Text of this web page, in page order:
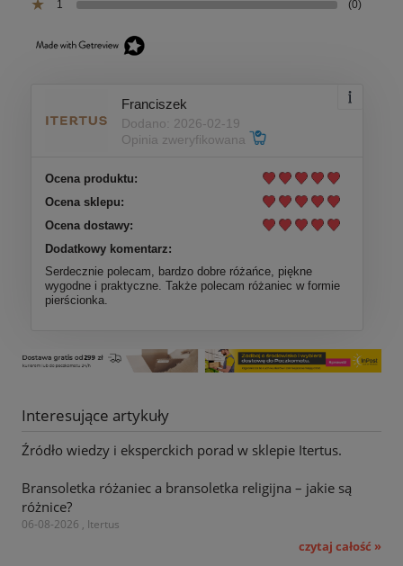
1
(0)
Franciszek
Dodano: 2026-02-19
Opinia zweryfikowana
Ocena produktu:
Ocena sklepu:
Ocena dostawy:
Dodatkowy komentarz:
Serdecznie polecam, bardzo dobre różańce, piękne
wygodne i praktyczne. Także polecam różaniec w formie
pierścionka.
Interesujące artykuły
Źródło wiedzy i eksperckich porad w sklepie Itertus.
Bransoletka różaniec a bransoletka religijna – jakie są
różnice?
06-08-2026 , Itertus
czytaj całość »